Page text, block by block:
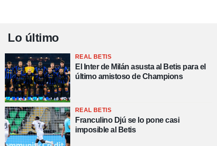
Lo último
REAL BETIS
El Inter de Milán asusta al Betis para el
último amistoso de Champions
REAL BETIS
Franculino Djú se lo pone casi
imposible al Betis